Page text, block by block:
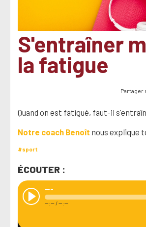
S'entraîner
la fatigue
Partager
Quand on est fatigué, faut-il
Notre coach Benoît nous explique
#sport
ÉCOUTER :
---
--:--/--:--